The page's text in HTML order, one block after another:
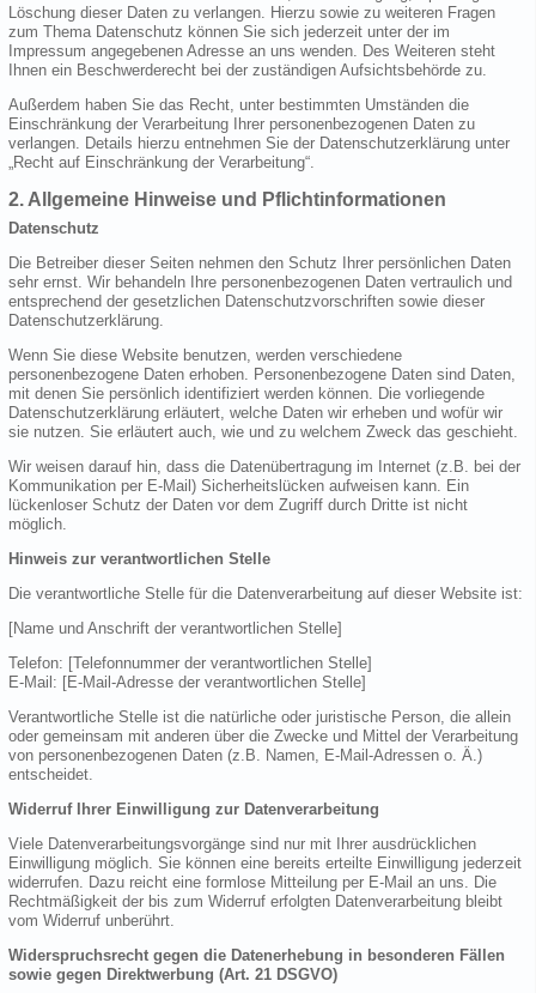
Löschung dieser Daten zu verlangen. Hierzu sowie zu weiteren Fragen
zum Thema Datenschutz können Sie sich jederzeit unter der im
Impressum angegebenen Adresse an uns wenden. Des Weiteren steht
Ihnen ein Beschwerderecht bei der zuständigen Aufsichtsbehörde zu.
Außerdem haben Sie das Recht, unter bestimmten Umständen die
Einschränkung der Verarbeitung Ihrer personenbezogenen Daten zu
verlangen. Details hierzu entnehmen Sie der Datenschutzerklärung unter
„Recht auf Einschränkung der Verarbeitung“.
2. Allgemeine Hinweise und Pflichtinformationen
Datenschutz
Die Betreiber dieser Seiten nehmen den Schutz Ihrer persönlichen Daten
sehr ernst. Wir behandeln Ihre personenbezogenen Daten vertraulich und
entsprechend der gesetzlichen Datenschutzvorschriften sowie dieser
Datenschutzerklärung.
Wenn Sie diese Website benutzen, werden verschiedene
personenbezogene Daten erhoben. Personenbezogene Daten sind Daten,
mit denen Sie persönlich identifiziert werden können. Die vorliegende
Datenschutzerklärung erläutert, welche Daten wir erheben und wofür wir
sie nutzen. Sie erläutert auch, wie und zu welchem Zweck das geschieht.
Wir weisen darauf hin, dass die Datenübertragung im Internet (z.B. bei der
Kommunikation per E-Mail) Sicherheitslücken aufweisen kann. Ein
lückenloser Schutz der Daten vor dem Zugriff durch Dritte ist nicht
möglich.
Hinweis zur verantwortlichen Stelle
Die verantwortliche Stelle für die Datenverarbeitung auf dieser Website ist:
[Name und Anschrift der verantwortlichen Stelle]
Telefon: [Telefonnummer der verantwortlichen Stelle]
E-Mail: [E-Mail-Adresse der verantwortlichen Stelle]
Verantwortliche Stelle ist die natürliche oder juristische Person, die allein
oder gemeinsam mit anderen über die Zwecke und Mittel der Verarbeitung
von personenbezogenen Daten (z.B. Namen, E-Mail-Adressen o. Ä.)
entscheidet.
Widerruf Ihrer Einwilligung zur Datenverarbeitung
Viele Datenverarbeitungsvorgänge sind nur mit Ihrer ausdrücklichen
Einwilligung möglich. Sie können eine bereits erteilte Einwilligung jederzeit
widerrufen. Dazu reicht eine formlose Mitteilung per E-Mail an uns. Die
Rechtmäßigkeit der bis zum Widerruf erfolgten Datenverarbeitung bleibt
vom Widerruf unberührt.
Widerspruchsrecht gegen die Datenerhebung in besonderen Fällen
sowie gegen Direktwerbung (Art. 21 DSGVO)